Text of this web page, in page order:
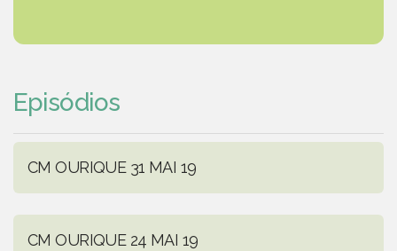
Episódios
CM OURIQUE 31 MAI 19
CM OURIQUE 24 MAI 19